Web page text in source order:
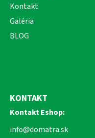
Kontakt
Galéria
BLOG
KONTAKT
Kontakt Eshop:
info@domatra.sk